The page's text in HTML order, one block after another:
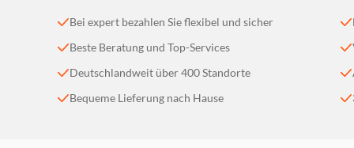
Bei expert bezahlen Sie flexibel und sicher
Beste Beratung und Top-Services
Deutschlandweit über 400 Standorte
Bequeme Lieferung nach Hause